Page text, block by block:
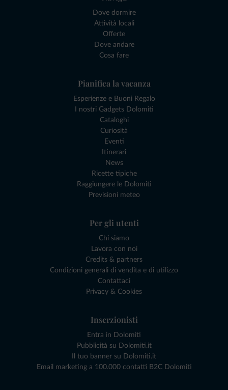
Dove dormire
Attività locali
Offerte
Dove andare
Cosa fare
Pianifica la vacanza
Esperienze e Buoni Regalo
I nostri Gadgets Dolomiti
Cataloghi
Curiosità
Eventi
Itinerari
News
Ricette tipiche
Raggiungere le Dolomiti
Previsioni meteo
Per gli utenti
Chi siamo
Lavora con noi
Credits & partners
Condizioni generali di vendita e di utilizzo
Contattaci
Privacy & Cookies
Inserzionisti
Entra in Dolomiti
Pubblicità su Dolomiti.it
Il tuo banner su Dolomiti.it
Email marketing a 100.000 contatti B2C Dolomiti